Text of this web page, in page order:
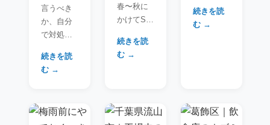
言うべき
か、自分
で対処…
続きを読
む →
春〜秋に
かけてS…
続きを読
む →
続きを読
む →